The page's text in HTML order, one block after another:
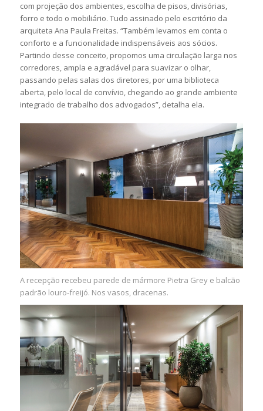
com projeção dos ambientes, escolha de pisos, divisórias,
forro e todo o mobiliário. Tudo assinado pelo escritório da
arquiteta Ana Paula Freitas. “Também levamos em conta o
conforto e a funcionalidade indispensáveis aos sócios.
Partindo desse conceito, propomos uma circulação larga nos
corredores, ampla e agradável para suavizar o olhar,
passando pelas salas dos diretores, por uma biblioteca
aberta, pelo local de convívio, chegando ao grande ambiente
integrado de trabalho dos advogados”, detalha ela.
A recepção recebeu parede de mármore Pietra Grey e balcão
padrão louro-freijó. Nos vasos, dracenas.